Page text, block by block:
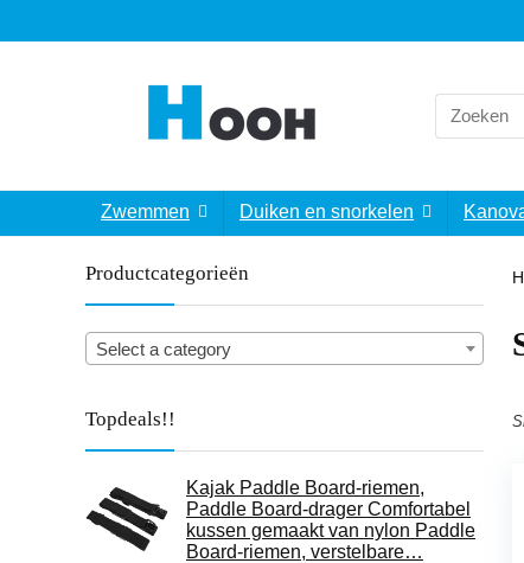
Search
for:
Zwemmen Duiken en snorkelen
Productcategorieën
Select a category
Topdeals!!
Kajak Paddle Board-riemen,
Paddle Board-drager Comfortabel
kussen gemaakt van nylon Paddle
Board-riemen, verstelbare…